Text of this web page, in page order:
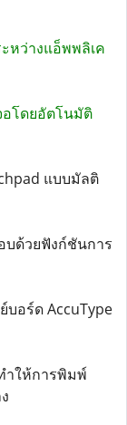
หว่างแอ็พพลิเค
อโดยอัตโนมัติ
แบบมัลติ
บด้วยฟังก์ชันการ
อร์ด AccuType
ำให้การพิมพ์